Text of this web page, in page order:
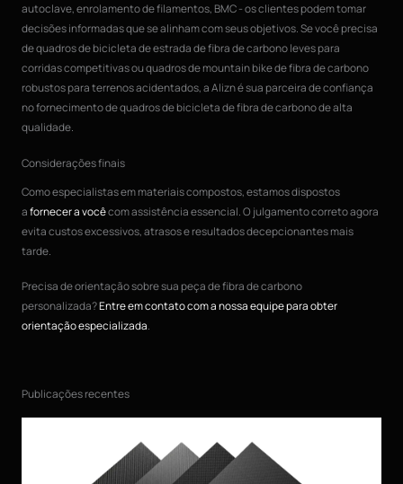
autoclave, enrolamento de filamentos, BMC - os clientes podem tomar
decisões informadas que se alinham com seus objetivos. Se você precisa
de quadros de bicicleta de estrada de fibra de carbono leves para
corridas competitivas ou quadros de mountain bike de fibra de carbono
robustos para terrenos acidentados, a Alizn é sua parceira de confiança
no fornecimento de quadros de bicicleta de fibra de carbono de alta
qualidade.
Considerações finais
Como especialistas em materiais compostos, estamos dispostos
afornecer a vocêcom assistência essencial. O julgamento correto agora
evita custos excessivos, atrasos e resultados decepcionantes mais
tarde.
Precisa de orientação sobre sua peça de fibra de carbono
personalizada?Entre em contato com a nossa equipe para obter
orientação especializada.
Publicações recentes